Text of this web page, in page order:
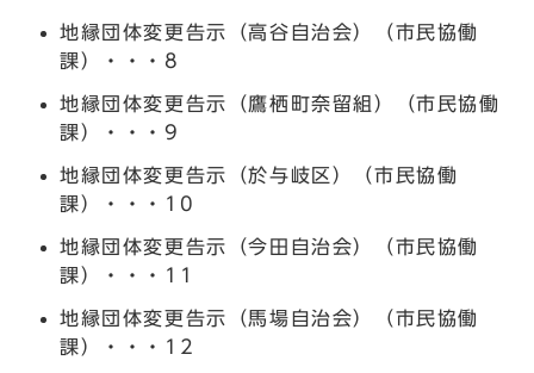
地縁団体変更告示（高谷自治会）（市民協働
課）・・・8
地縁団体変更告示（鷹栖町奈留組）（市民協働
課）・・・9
地縁団体変更告示（於与岐区）（市民協働
課）・・・10
地縁団体変更告示（今田自治会）（市民協働
課）・・・11
地縁団体変更告示（馬場自治会）（市民協働
課）・・・12